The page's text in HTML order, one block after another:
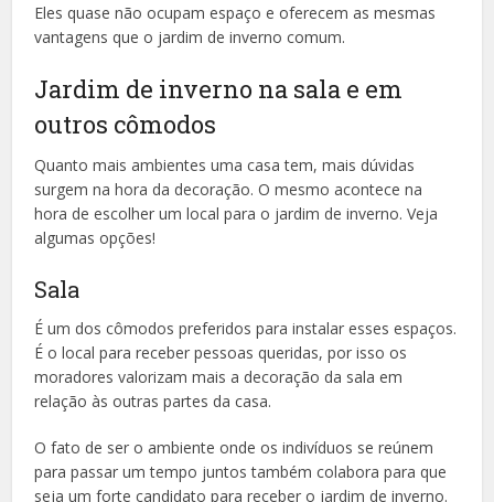
Eles quase não ocupam espaço e oferecem as mesmas
vantagens que o jardim de inverno comum.
Jardim de inverno na sala e em
outros cômodos
Quanto mais ambientes uma casa tem, mais dúvidas
surgem na hora da decoração. O mesmo acontece na
hora de escolher um local para o jardim de inverno. Veja
algumas opções!
Sala
É um dos cômodos preferidos para instalar esses espaços.
É o local para receber pessoas queridas, por isso os
moradores valorizam mais a decoração da sala em
relação às outras partes da casa.
O fato de ser o ambiente onde os indivíduos se reúnem
para passar um tempo juntos também colabora para que
seja um forte candidato para receber o jardim de inverno.